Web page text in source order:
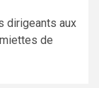
dirigeants aux
de